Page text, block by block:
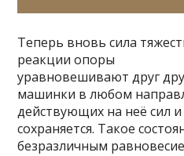
Теперь вновь сила
реакции опоры
уравновешивают друг
машинки в любом
действующих на неё сил
сохраняется. Такое
безразличным